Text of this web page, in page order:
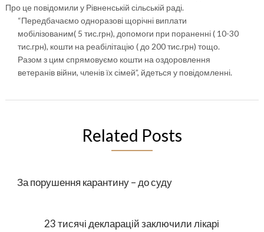
Про це повідомили у Рівненській сільській раді.
“Передбачаємо одноразові щорічні виплати
мобілізованим( 5 тис.грн), допомоги при пораненні ( 10-30
тис.грн), кошти на реабілітацію ( до 200 тис.грн) тощо.
Разом з цим спрямовуємо кошти на оздоровлення
ветеранів війни, членів їх сімей”, йдеться у повідомленні.
Related Posts
За порушення карантину – до суду
23 тисячі декларацій заключили лікарі